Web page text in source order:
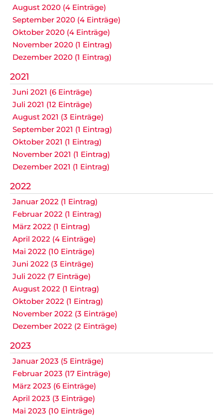
August 2020 (4 Einträge)
September 2020 (4 Einträge)
Oktober 2020 (4 Einträge)
November 2020 (1 Eintrag)
Dezember 2020 (1 Eintrag)
2021
Juni 2021 (6 Einträge)
Juli 2021 (12 Einträge)
August 2021 (3 Einträge)
September 2021 (1 Eintrag)
Oktober 2021 (1 Eintrag)
November 2021 (1 Eintrag)
Dezember 2021 (1 Eintrag)
2022
Januar 2022 (1 Eintrag)
Februar 2022 (1 Eintrag)
März 2022 (1 Eintrag)
April 2022 (4 Einträge)
Mai 2022 (10 Einträge)
Juni 2022 (3 Einträge)
Juli 2022 (7 Einträge)
August 2022 (1 Eintrag)
Oktober 2022 (1 Eintrag)
November 2022 (3 Einträge)
Dezember 2022 (2 Einträge)
2023
Januar 2023 (5 Einträge)
Februar 2023 (17 Einträge)
März 2023 (6 Einträge)
April 2023 (3 Einträge)
Mai 2023 (10 Einträge)